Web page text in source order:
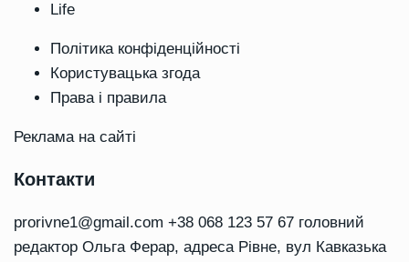
Life
Політика конфіденційності
Користувацька згода
Права і правила
Реклама на сайті
Контакти
prorivne1@gmail.com +38 068 123 57 67 головний
редактор Ольга Ферар, адреса Рівне, вул Кавказька